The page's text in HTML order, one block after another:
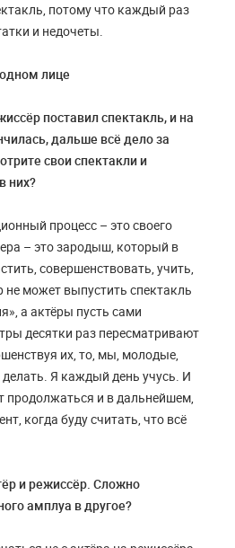
потому что каждый раз
и недочеты.
лице
поставил спектакль, и на
дальше всё дело за
свои спектакли и
них?
процесс – это своего
– это зародыш, который в
совершенствовать, учить,
не может выпустить спектакль
а актёры пусть сами
десятки раз пересматривают
их, то, мы, молодые,
Я каждый день учусь. И
продолжаться и в дальнейшем,
когда буду считать, что всё
и режиссёр. Сложно
амплуа в другое?